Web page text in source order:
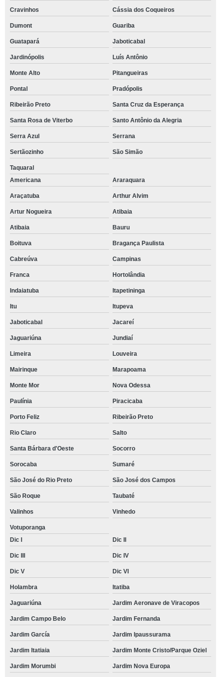
Cravinhos Cássia dos Coqueiros
Dumont Guariba
Guatapará Jaboticabal
Jardinópolis Luís Antônio
Monte Alto Pitangueiras
Pontal Pradópolis
Ribeirão Preto Santa Cruz da Esperança
Santa Rosa de Viterbo Santo Antônio da Alegria
Serra Azul Serrana
Sertãozinho São Simão
Taquaral
Americana
Araraquara
Araçatuba Arthur Alvim
Artur Nogueira Atibaia
Atibaia Bauru
Boituva Bragança Paulista
Cabreúva Campinas
Franca Hortolândia
Indaiatuba Itapetininga
Itu Itupeva
Jaboticabal Jacareí
Jaguariúna Jundiaí
Limeira Louveira
Mairinque Marapoama
Monte Mor Nova Odessa
Paulínia Piracicaba
Porto Feliz Ribeirão Preto
Rio Claro Salto
Santa Bárbara d'Oeste Socorro
Sorocaba Sumaré
São José do Rio Preto São José dos Campos
São Roque Taubaté
Valinhos Vinhedo
Votuporanga
Dic I
Dic II
Dic III Dic IV
Dic V Dic VI
Holambra Itatiba
Jaguariúna Jardim Aeronave de Viracopos
Jardim Campo Belo Jardim Fernanda
Jardim García Jardim Ipaussurama
Jardim Itatiaia Jardim Monte Cristo/Parque Oziel
Jardim Morumbi Jardim Nova Europa